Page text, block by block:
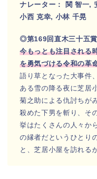
ナレーター： 関 智一,
小西 克幸, 小林 千晃
◎第169回直木三十五
今もっとも注目される
を勇気づける令和の革
語り草となった大事件
ある雪の降る夜に芝居
菊之助による仇討ちが
殺めた下男を斬り、そ
挙はたくさんの人々か
の縁者だというひとり
と、芝居小屋を訪れる